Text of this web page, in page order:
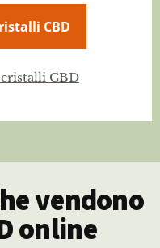
CBD
CBD
vendono
online